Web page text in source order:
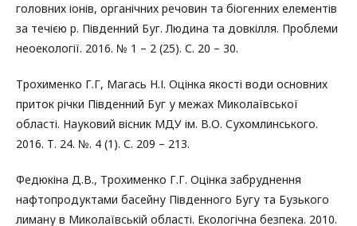
головних іонів, органічних речовин та біогенних елементів
за течією р. Південний Буг. Людина та довкілля. Проблеми
неоекології. 2016. № 1 – 2 (25). С. 20 – 30.
Трохименко Г.Г, Магась Н.І. Оцінка якості води основних
приток річки Південний Буг у межах Миколаївської
області. Науковий вісник МДУ ім. В.О. Сухомлинського.
2016. Т. 24. №. 4 (1). С. 209 – 213.
Федюкіна Д.В., Трохименко Г.Г. Оцінка забруднення
нафтопродуктами басейну Південного Бугу та Бузького
лиману в Миколаївській області. Екологічна безпека. 2010.